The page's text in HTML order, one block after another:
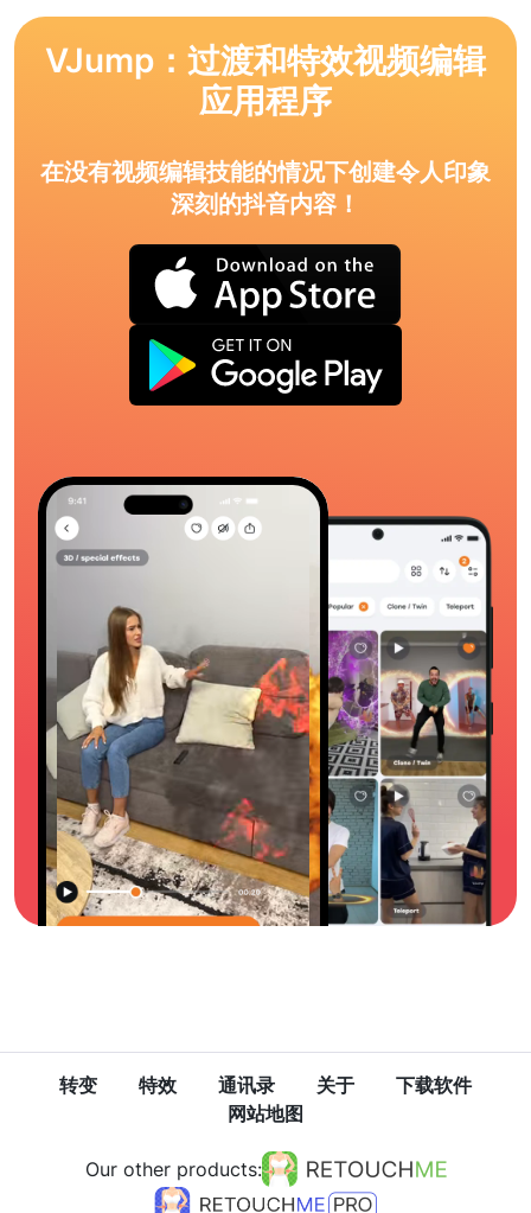
VJump：过渡和特效视频编辑
应用程序
在没有视频编辑技能的情况下创建令人印象
深刻的抖音内容！
转变 特效 通讯录 关于
下载软件
网站地图
Our other products: